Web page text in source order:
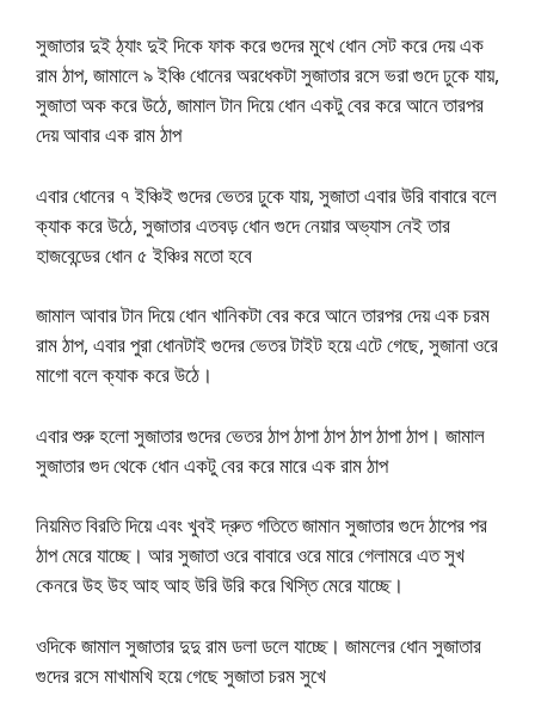
সুজাতার দুই ঠ্যাং দুই দিকে ফাক করে গুদের মুখে ধোন সেট করে দেয় এক
রাম ঠাপ, জামালে ৯ ইঞ্চি ধোনের অরধেকটা সুজাতার রসে ভরা গুদে ঢুকে যায়,
সুজাতা অক করে উঠে, জামাল টান দিয়ে ধোন একটু বের করে আনে তারপর
দেয় আবার এক রাম ঠাপ
এবার ধোনের ৭ ইঞ্চিই গুদের ভেতর ঢুকে যায়, সুজাতা এবার উরি বাবারে বলে
ক্যাক করে উঠে, সুজাতার এতবড় ধোন গুদে নেয়ার অভ্যাস নেই তার
হাজবেন্ডের ধোন ৫ ইঞ্চির মতো হবে
জামাল আবার টান দিয়ে ধোন খানিকটা বের করে আনে তারপর দেয় এক চরম
রাম ঠাপ, এবার পুরা ধোনটাই গুদের ভেতর টাইট হয়ে এটে গেছে, সুজানা ওরে
মাগো বলে ক্যাক করে উঠে।
এবার শুরু হলো সুজাতার গুদের ভেতর ঠাপ ঠাপা ঠাপ ঠাপ ঠাপা ঠাপ। জামাল
সুজাতার গুদ থেকে ধোন একটু বের করে মারে এক রাম ঠাপ
নিয়মিত বিরতি দিয়ে এবং খুবই দ্রুত গতিতে জামান সুজাতার গুদে ঠাপের পর
ঠাপ মেরে যাচ্ছে। আর সুজাতা ওরে বাবারে ওরে মারে গেলামরে এত সুখ
কেনরে উহ উহ আহ আহ উরি উরি করে খিস্তি মেরে যাচ্ছে।
ওদিকে জামাল সুজাতার দুদু রাম ডলা ডলে যাচ্ছে। জামলের ধোন সুজাতার
গুদের রসে মাখামখি হয়ে গেছে সুজাতা চরম সুখে